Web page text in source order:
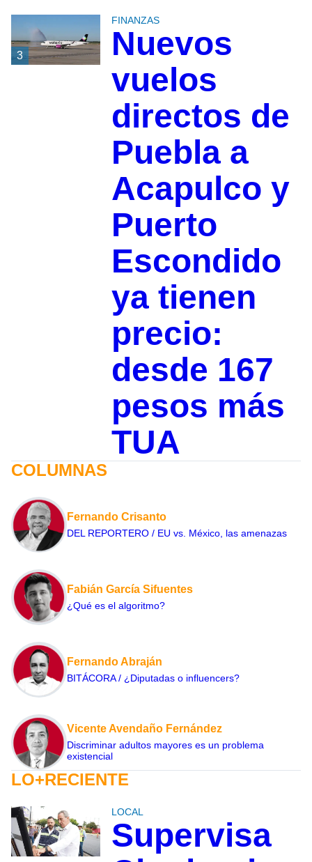
3
FINANZAS
Nuevos
vuelos
directos de
Puebla a
Acapulco y
Puerto
Escondido
ya tienen
precio:
desde 167
pesos más
TUA
COLUMNAS
Fernando Crisanto
DEL REPORTERO / EU vs. México, las amenazas
Fabián García Sifuentes
¿Qué es el algoritmo?
Fernando Abraján
BITÁCORA / ¿Diputadas o influencers?
Vicente Avendaño Fernández
Discriminar adultos mayores es un problema
existencial
LO+RECIENTE
LOCAL
Supervisa